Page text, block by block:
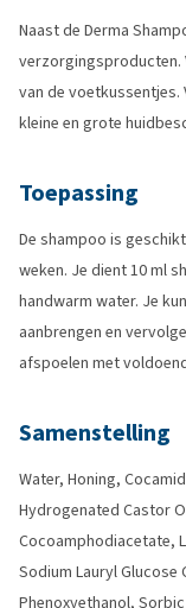
Naast de Derma
verzorgingsproducten.
van de voetkussentjes.
kleine en grote
Toepassing
De shampoo is
weken. Je dient 10 ml
handwarm water. Je
aanbrengen en
afspoelen met
Samenstelling
Water, Honing,
Hydrogenated Castor
Cocoamphodiacetate,
Sodium Lauryl
Phenoxyethanol,